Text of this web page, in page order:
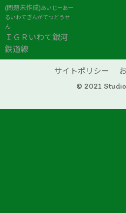
(問題未作成)あいじーあー
るいわてぎんがてつどうせ
ん
ＩＧＲいわて銀河
鉄道線
サイトポリシー
© 2021